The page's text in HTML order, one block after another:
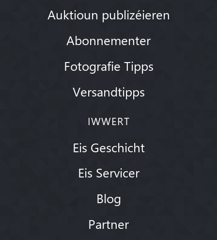
Auktioun publizéieren
Abonnementer
Fotografie Tipps
Versandtipps
IWWERT
Eis Geschicht
Eis Servicer
Blog
Partner